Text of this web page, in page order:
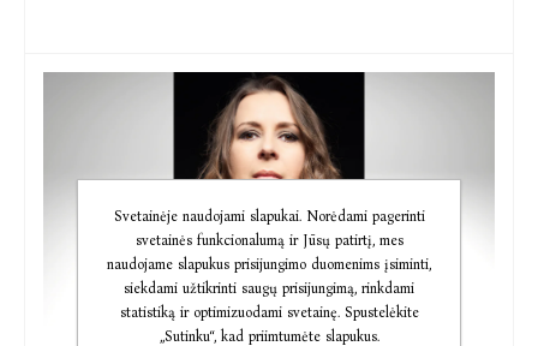
Svetainėje naudojami slapukai. Norėdami pagerinti
svetainės funkcionalumą ir Jūsų patirtį, mes
naudojame slapukus prisijungimo duomenims įsiminti,
siekdami užtikrinti saugų prisijungimą, rinkdami
statistiką ir optimizuodami svetainę. Spustelėkite
„Sutinku“, kad priimtumėte slapukus.